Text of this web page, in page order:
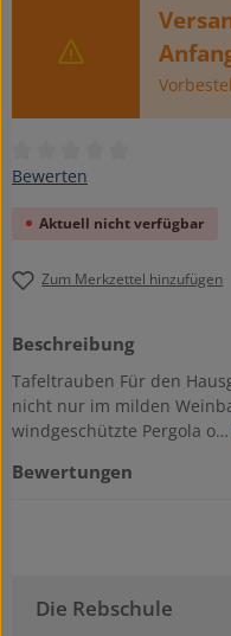
Durchschnittliche
Bewerten
Aktuell nicht verfügbar
Zum Merkzettel hinzufügen
Beschreibung
Tafeltrauben Für den
nicht nur im milden
windgeschützte Pergola o…
Bewertungen
Die Rebschule